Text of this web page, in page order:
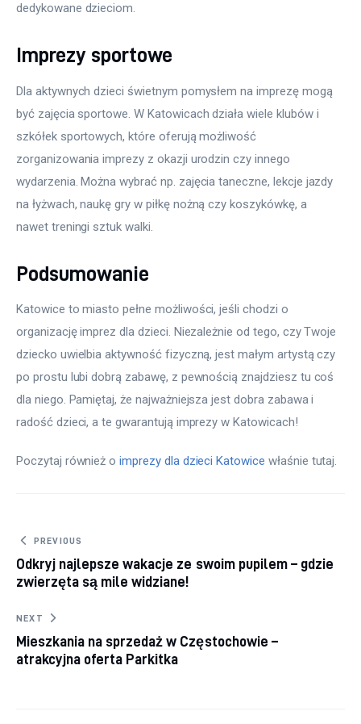
dedykowane dzieciom.
Imprezy sportowe
Dla aktywnych dzieci świetnym pomysłem na imprezę mogą
być zajęcia sportowe. W Katowicach działa wiele klubów i
szkółek sportowych, które oferują możliwość
zorganizowania imprezy z okazji urodzin czy innego
wydarzenia. Można wybrać np. zajęcia taneczne, lekcje jazdy
na łyżwach, naukę gry w piłkę nożną czy koszykówkę, a
nawet treningi sztuk walki.
Podsumowanie
Katowice to miasto pełne możliwości, jeśli chodzi o
organizację imprez dla dzieci. Niezależnie od tego, czy Twoje
dziecko uwielbia aktywność fizyczną, jest małym artystą czy
po prostu lubi dobrą zabawę, z pewnością znajdziesz tu coś
dla niego. Pamiętaj, że najważniejsza jest dobra zabawa i
radość dzieci, a te gwarantują imprezy w Katowicach!
Poczytaj również o imprezy dla dzieci Katowice właśnie tutaj.
Nawigacja wpisu
PREVIOUS
Odkryj najlepsze wakacje ze swoim pupilem – gdzie
zwierzęta są mile widziane!
NEXT
Mieszkania na sprzedaż w Częstochowie –
atrakcyjna oferta Parkitka